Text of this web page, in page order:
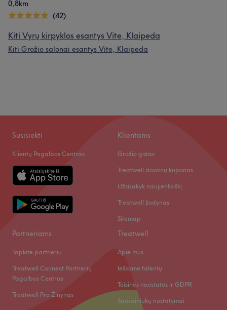
0,8km
(42)
Kiti Vyrų kirpyklos esantys Vite, Klaipeda
Kiti Grožio salonai esantys Vite, Klaipeda
Susisiekti
Klientų Pagalbos Centras
Klientams
Grožio gidas
Treatwell dovanų kuponas
Užsisakyk naujienlaiškį
Treatwell žodynas
Sitemap
Partneriams
Tapkite partneriu
Treatwell Connect Partnerių
Pagalbos Centras
Treatwell Pro Žinynas
Treatwell
Apie mus
Ieškome talentų
Teisinės nuostatos ir GDPR
Sausainiukų nustatymai